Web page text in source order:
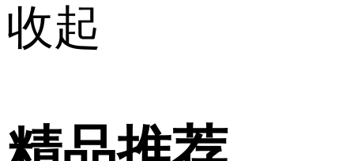
收起